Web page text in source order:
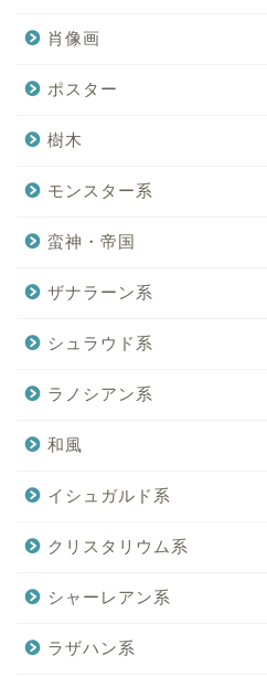
肖像画
ポスター
樹木
モンスター系
蛮神・帝国
ザナラーン系
シュラウド系
ラノシアン系
和風
イシュガルド系
クリスタリウム系
シャーレアン系
ラザハン系